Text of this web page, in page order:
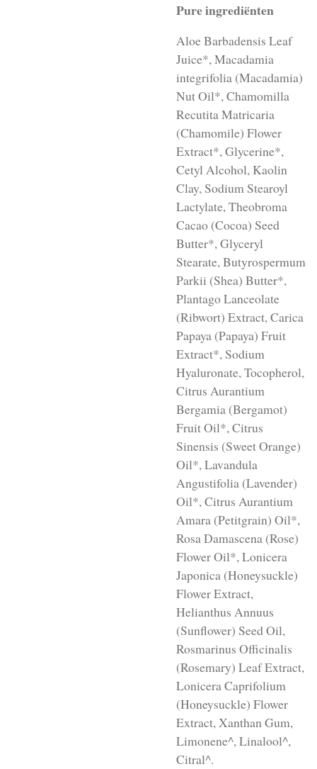
Pure ingrediënten
Aloe Barbadensis Leaf
Juice*, Macadamia
integrifolia (Macadamia)
Nut Oil*, Chamomilla
Recutita Matricaria
(Chamomile) Flower
Extract*, Glycerine*,
Cetyl Alcohol, Kaolin
Clay, Sodium Stearoyl
Lactylate, Theobroma
Cacao (Cocoa) Seed
Butter*, Glyceryl
Stearate, Butyrospermum
Parkii (Shea) Butter*,
Plantago Lanceolate
(Ribwort) Extract, Carica
Papaya (Papaya) Fruit
Extract*, Sodium
Hyaluronate, Tocopherol,
Citrus Aurantium
Bergamia (Bergamot)
Fruit Oil*, Citrus
Sinensis (Sweet Orange)
Oil*, Lavandula
Angustifolia (Lavender)
Oil*, Citrus Aurantium
Amara (Petitgrain) Oil*,
Rosa Damascena (Rose)
Flower Oil*, Lonicera
Japonica (Honeysuckle)
Flower Extract,
Helianthus Annuus
(Sunflower) Seed Oil,
Rosmarinus Officinalis
(Rosemary) Leaf Extract,
Lonicera Caprifolium
(Honeysuckle) Flower
Extract, Xanthan Gum,
Limonene^, Linalool^,
Citral^.